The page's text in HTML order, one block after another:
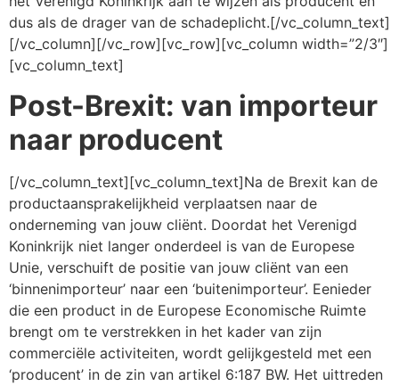
dus als de drager van de schadeplicht.[/vc_column_text]
[/vc_column][/vc_row][vc_row][vc_column width=”2/3″]
[vc_column_text]
Post-Brexit: van importeur
naar producent
[/vc_column_text][vc_column_text]Na de Brexit kan de
productaansprakelijkheid verplaatsen naar de
onderneming van jouw cliënt. Doordat het Verenigd
Koninkrijk niet langer onderdeel is van de Europese
Unie, verschuift de positie van jouw cliënt van een
‘binnenimporteur’ naar een ‘buitenimporteur’. Eenieder
die een product in de Europese Economische Ruimte
brengt om te verstrekken in het kader van zijn
commerciële activiteiten, wordt gelijkgesteld met een
‘producent’ in de zin van artikel 6:187 BW. Het uittreden